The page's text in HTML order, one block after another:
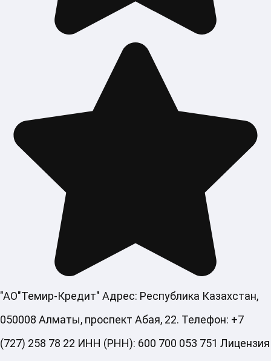
"АО"Темир-Кредит" Адрес: Республика Казахстан,
050008 Алматы, проспект Абая, 22. Телефон: +7
(727) 258 78 22 ИНН (РНН): 600 700 053 751 Лицензия